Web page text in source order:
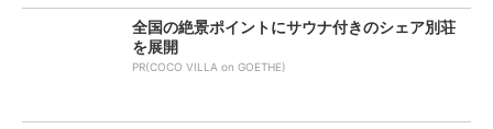
全国の絶景ポイントにサウナ付きのシェア別荘
を展開
PR(COCO VILLA on GOETHE)